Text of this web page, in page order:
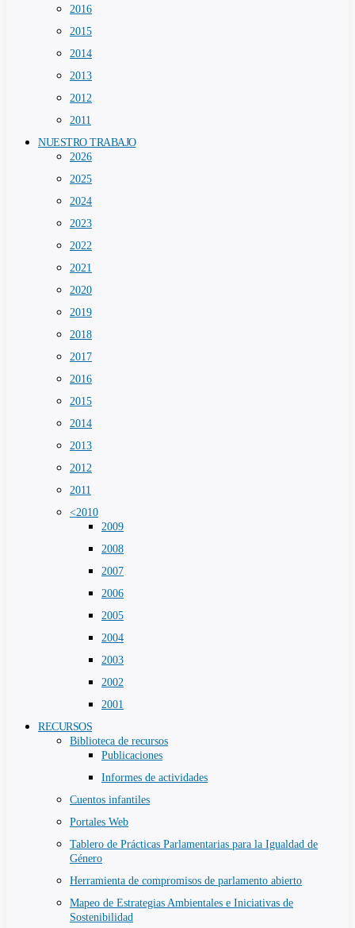
2016
2015
2014
2013
2012
2011
NUESTRO TRABAJO
2026
2025
2024
2023
2022
2021
2020
2019
2018
2017
2016
2015
2014
2013
2012
2011
<2010
2009
2008
2007
2006
2005
2004
2003
2002
2001
RECURSOS
Biblioteca de recursos
Publicaciones
Informes de actividades
Cuentos infantiles
Portales Web
Tablero de Prácticas Parlamentarias para la Igualdad de
Género
Herramienta de compromisos de parlamento abierto
Mapeo de Estrategias Ambientales e Iniciativas de
Sostenibilidad